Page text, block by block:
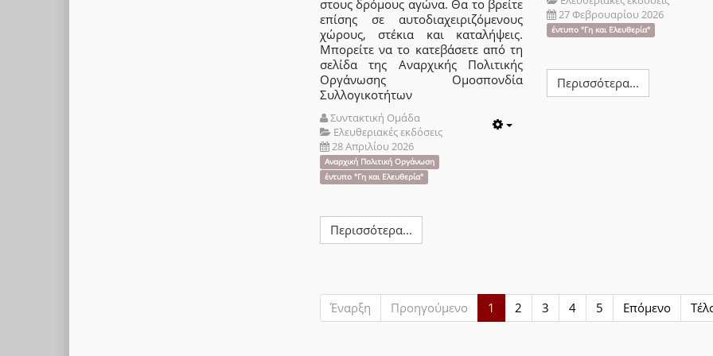
στους δρόμους αγώνα. Θα το βρείτε
επίσης σε αυτοδιαχειριζόμενους
χώρους, στέκια και καταλήψεις.
Μπορείτε να το κατεβάσετε από τη
σελίδα της Αναρχικής Πολιτικής
Οργάνωσης Ομοσπονδία
Συλλογικοτήτων
Συντακτική Ομάδα
Ελευθεριακές εκδόσεις
28 Απριλίου 2026
Αναρχική Πολιτική Οργάνωση
έντυπο "Γη και Ελευθερία"
Περισσότερα...
27 Φεβρουαρίου 2026
έντυπο "Γη και Ελευθερία"
Περισσότερα...
Έναρξη Προηγούμενο 1 2 3 4 5 Επόμενο